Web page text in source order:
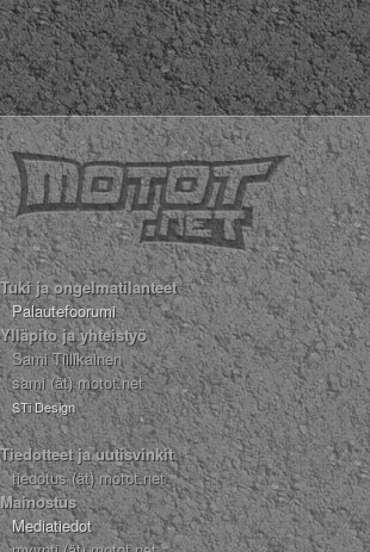
Tuki ja ongelmatilanteet
Palautefoorumi
Ylläpito ja yhteistyö
Sami Tiilikainen
sami (ät) motot.net
STi Design
Tiedotteet ja uutisvinkit
tiedotus (ät) motot.net
Mainostus
Mediatiedot